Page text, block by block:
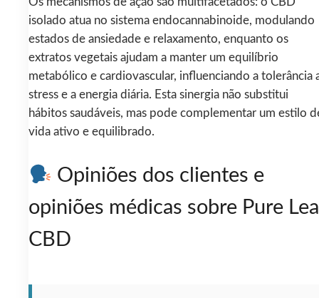
isolado atua no sistema endocannabinoide, modulando
estados de ansiedade e relaxamento, enquanto os
extratos vegetais ajudam a manter um equilíbrio
metabólico e cardiovascular, influenciando a tolerância
stress e a energia diária. Esta sinergia não substitui
hábitos saudáveis, mas pode complementar um estilo
vida ativo e equilibrado.
Opiniões dos clientes e
opiniões médicas sobre Pure
CBD